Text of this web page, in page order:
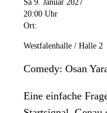
Sa 9. Januar 2027
20:00 Uhr
Ort:
Westfalenhalle / Halle 2
Comedy: Osan
Eine einfache